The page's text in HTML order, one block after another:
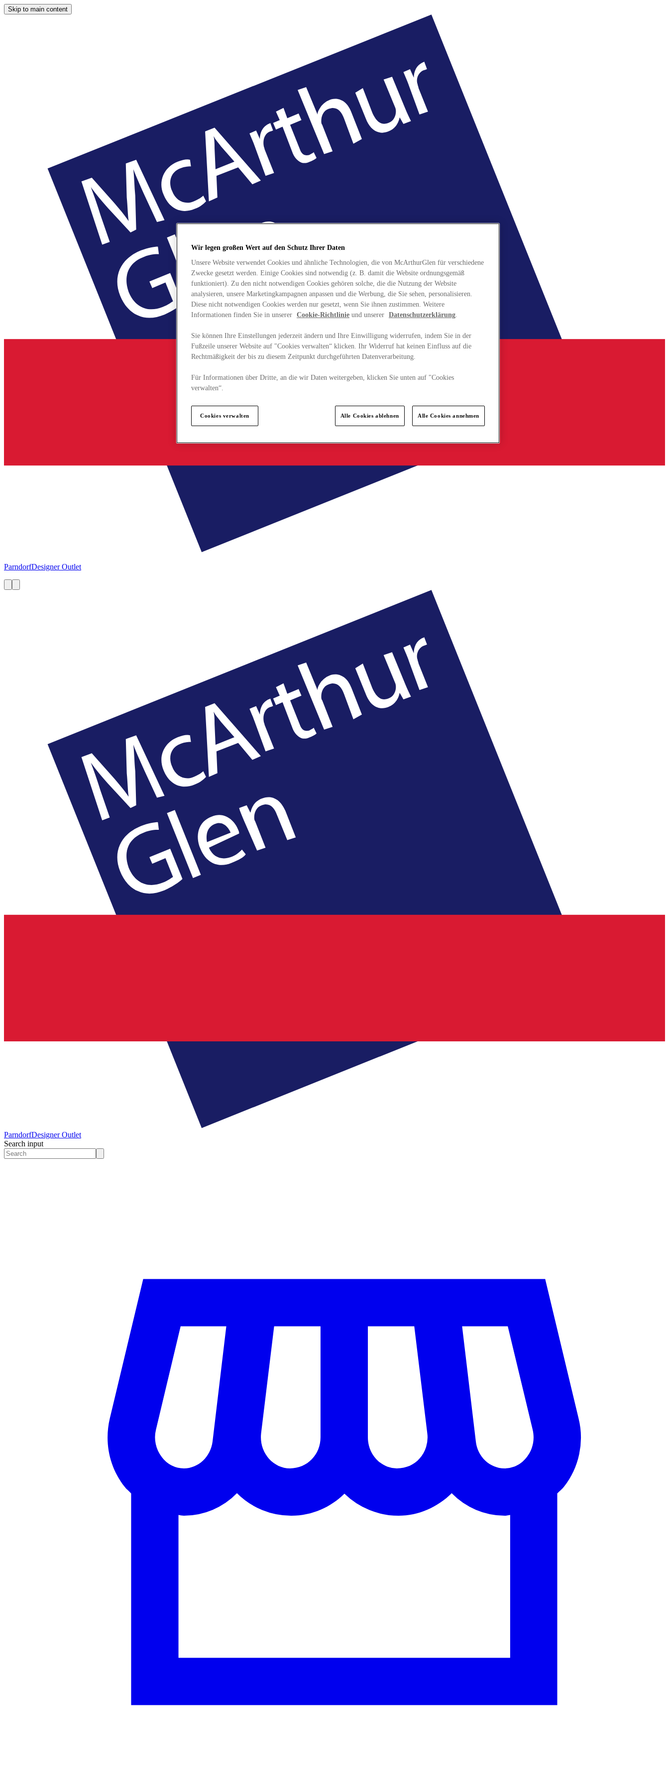
Skip to main content
ParndorfDesigner Outlet
ParndorfDesigner Outlet
Search input
Wir legen großen Wert auf den Schutz Ihrer Daten
Unsere Website verwendet Cookies und ähnliche Technologien, die von McArthurGlen für verschiedene
Zwecke gesetzt werden. Einige Cookies sind notwendig (z. B. damit die Website ordnungsgemäß
funktioniert). Zu den nicht notwendigen Cookies gehören solche, die die Nutzung der Website
analysieren, unsere Marketingkampagnen anpassen und die Werbung, die Sie sehen, personalisieren.
Diese nicht notwendigen Cookies werden nur gesetzt, wenn Sie ihnen zustimmen. Weitere
Informationen finden Sie in unserer Cookie-Richtlinie und unserer Datenschutzerklärung.
Sie können Ihre Einstellungen jederzeit ändern und Ihre Einwilligung widerrufen, indem Sie in der
Fußzeile unserer Website auf "Cookies verwalten“ klicken. Ihr Widerruf hat keinen Einfluss auf die
Rechtmäßigkeit der bis zu diesem Zeitpunkt durchgeführten Datenverarbeitung.
Für Informationen über Dritte, an die wir Daten weitergeben, klicken Sie unten auf "Cookies
verwalten“.
Cookies verwalten Alle Cookies ablehnen Alle Cookies annehmen